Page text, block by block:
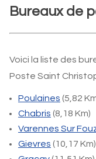
Bureaux de
Voici la liste des
Poste Saint
Poulaines (5,82
Chabris (8,18 Km)
Varennes Sur
Gievres (10,17 Km)